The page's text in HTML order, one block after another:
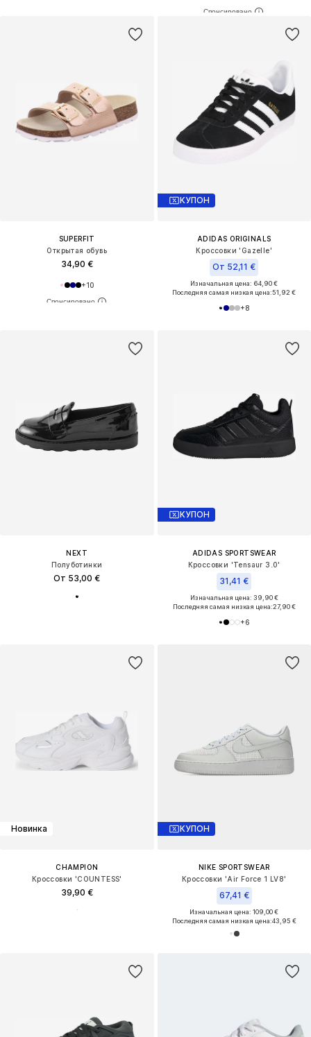
SUPERFIT
Открытая обувь
34,90 €
+10
КУПОН
ADIDAS ORIGINALS
Кроссовки 'Gazelle'
От 52,11 €
Изначальная цена: 64,90 €
Последняя самая низкая цена:51,92 €
+8
NEXT
Полуботинки
От 53,00 €
КУПОН
ADIDAS SPORTSWEAR
Кроссовки 'Tensaur 3.0'
31,41 €
Изначальная цена: 39,90 €
Последняя самая низкая цена:27,90 €
+6
Новинка
CHAMPION
Кроссовки 'COUNTESS'
39,90 €
КУПОН
NIKE SPORTSWEAR
Кроссовки 'Air Force 1 LV8'
67,41 €
Изначальная цена: 109,00 €
Последняя самая низкая цена:43,95 €